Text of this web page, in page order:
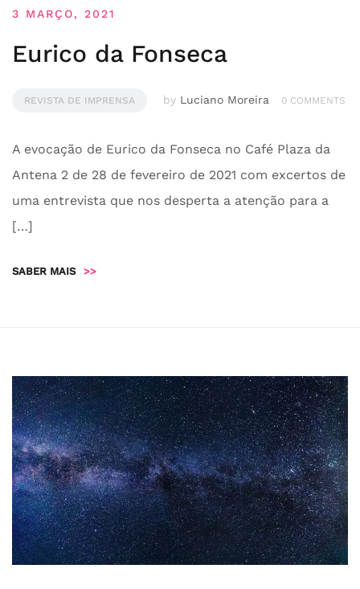
3 MARÇO, 2021
Eurico da Fonseca
REVISTA DE IMPRENSA by Luciano Moreira 0 COMMENTS
A evocação de Eurico da Fonseca no Café Plaza da
Antena 2 de 28 de fevereiro de 2021 com excertos de
uma entrevista que nos desperta a atenção para a
[…]
SABER MAIS >>